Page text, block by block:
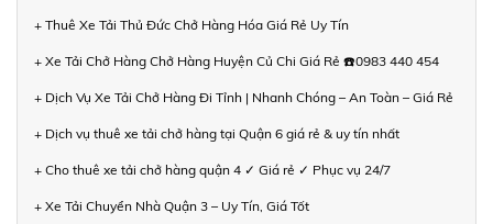
+ Thuê Xe Tải Thủ Đức Chở Hàng Hóa Giá Rẻ Uy Tín
+ Xe Tải Chở Hàng Chở Hàng Huyện Củ Chi Giá Rẻ ☎️0983 440 454
+ Dịch Vụ Xe Tải Chở Hàng Đi Tỉnh | Nhanh Chóng – An Toàn – Giá Rẻ
+ Dịch vụ thuê xe tải chở hàng tại Quận 6 giá rẻ & uy tín nhất
+ Cho thuê xe tải chở hàng quận 4 ✓ Giá rẻ ✓ Phục vụ 24/7
+ Xe Tải Chuyển Nhà Quận 3 – Uy Tín, Giá Tốt